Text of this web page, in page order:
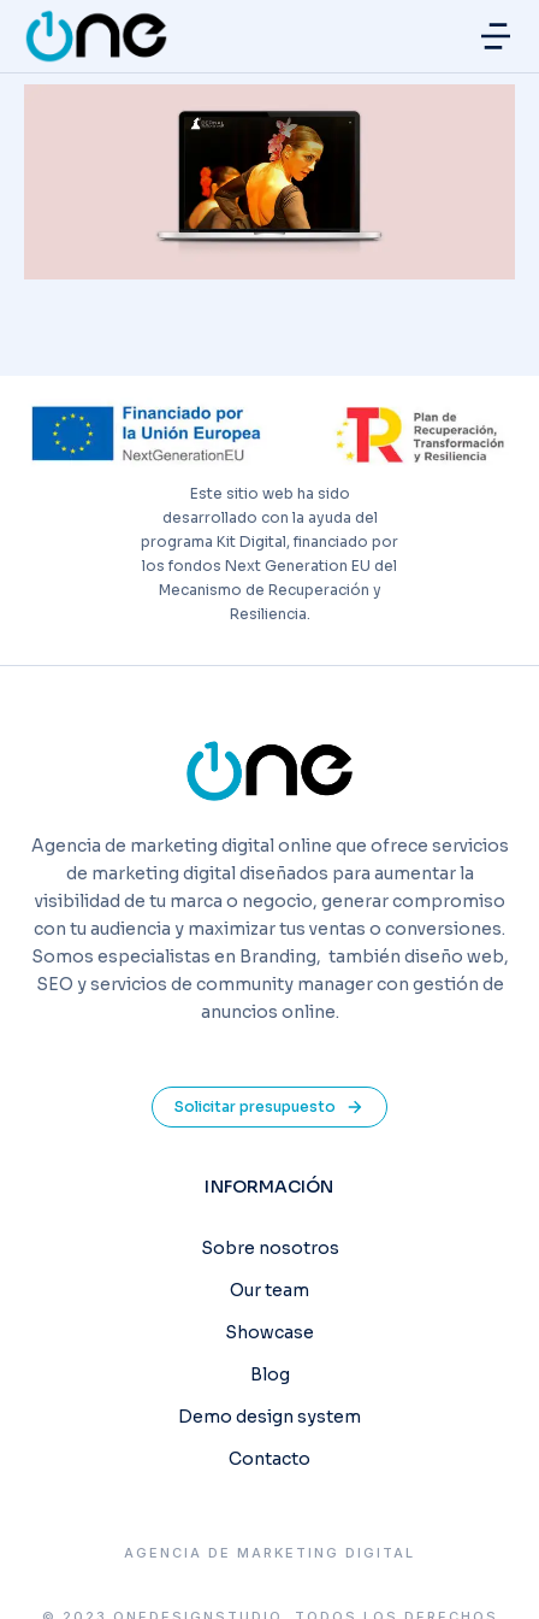
Este sitio web ha sido
desarrollado con la ayuda del
programa Kit Digital, financiado por
los fondos Next Generation EU del
Mecanismo de Recuperación y
Resiliencia.
Agencia de marketing digital online que ofrece servicios
de marketing digital diseñados para aumentar la
visibilidad de tu marca o negocio, generar compromiso
con tu audiencia y maximizar tus ventas o conversiones.
Somos especialistas en Branding, también diseño web,
SEO y servicios de community manager con gestión de
anuncios online.
Solicitar presupuesto
INFORMACIÓN
Sobre nosotros
Our team
Showcase
Blog
Demo design system
Contacto
AGENCIA DE MARKETING DIGITAL